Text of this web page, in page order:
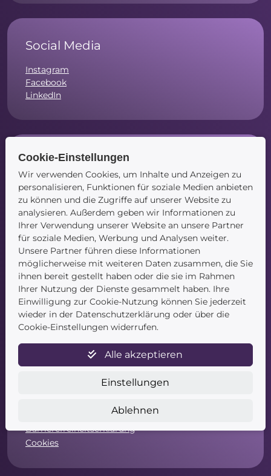
Social Media
Instagram
Facebook
LinkedIn
Navigation
Startseite
Blog
Kontakt
Service
Newsletter
Datenschutz
Widerrufsformular
Barrierefreiheitserklärung
Cookies
Cookie-Einstellungen
Wir verwenden Cookies, um Inhalte und Anzeigen zu
personalisieren, Funktionen für soziale Medien anbieten
zu können und die Zugriffe auf unserer Website zu
analysieren. Außerdem geben wir Informationen zu
Ihrer Verwendung unserer Website an unsere Partner
für soziale Medien, Werbung und Analysen weiter.
Unsere Partner führen diese Informationen
möglicherweise mit weiteren Daten zusammen, die Sie
ihnen bereit gestellt haben oder die sie im Rahmen
Ihrer Nutzung der Dienste gesammelt haben. Ihre
Einwilligung zur Cookie-Nutzung können Sie jederzeit
wieder in der Datenschutzerklärung oder über die
Cookie-Einstellungen widerrufen.
Alle akzeptieren
Einstellungen
Ablehnen